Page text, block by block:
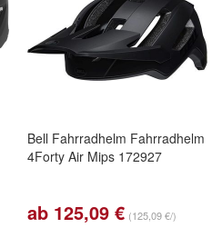
Bell Fahrradhelm Fahrradhelm
4Forty Air Mips 172927
ab 125,09 € (125,09 €/)